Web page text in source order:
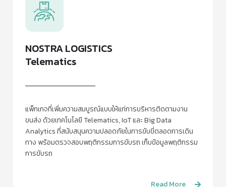
NOSTRA LOGISTICS
Telematics
แพ็กเกจที่เพิ่มความสมบูรณ์แบบให้แก่การบริหารติดตามงาน
ขนส่ง ด้วยเทคโนโลยี Telematics, IoT และ Big Data
Analytics ที่สนับสนุนความปลอดภัยในการขับขี่ตลอดการเดิน
ทาง พร้อมตรวจสอบพฤติกรรมการขับรถ เก็บข้อมูลพฤติกรรม
การขับรถ
Read More